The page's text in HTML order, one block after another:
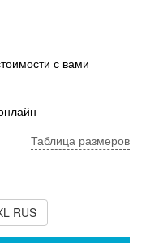
с вами
Таблица размеров
RUS